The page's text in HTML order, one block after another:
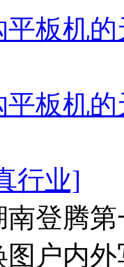
平板机
平板机
行业]
南登腾
户内